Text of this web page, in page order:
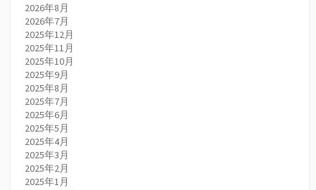
2026年8月
2026年7月
2025年12月
2025年11月
2025年10月
2025年9月
2025年8月
2025年7月
2025年6月
2025年5月
2025年4月
2025年3月
2025年2月
2025年1月